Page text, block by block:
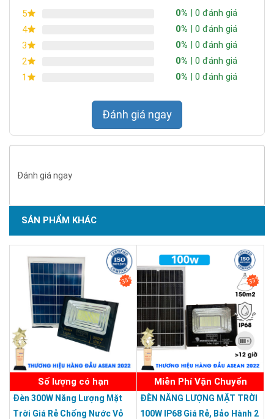
Hợp kim nhôm magiê cao cấp
Vỏ đèn được làm từ nhôm đúc chịu lực, với thiết kế giúp tản
nhiệt tốt
Chống ăn mòn, kiên cố, bền vững, thẩm mỹ
Trang bị thấu kính quang học ngoài trời PC
Có khả năng truyền ánh sáng cao, độ truyền sáng 93%, chịu
nhiệt tốt.
Mặt đèn được xử lý và đúc bằng vật liệu nhựa teijin của Nhật
Bản
SẢN PHẨM CHẤT LƯỢNG - DỊCH VỤ TIN DÙNG LẦN VII - 2020
5 0% | 0 đánh giá
4
0% | 0 đánh giá
3
0% | 0 đánh giá
2
0% | 0 đánh giá
1
0% | 0 đánh giá
Đánh giá ngay
Đánh giá ngay
SẢN PHẨM KHÁC
35%
Số lượng có hạn
Đèn 300W Năng Lượng Mặt
Trời Giá Rẻ Chống Nước Vỏ
33%
Miễn Phí Vận Chuyển
ĐÈN NĂNG LƯỢNG MẶT TRỜI
100W IP68 Giá Rẻ, Bảo Hành 2